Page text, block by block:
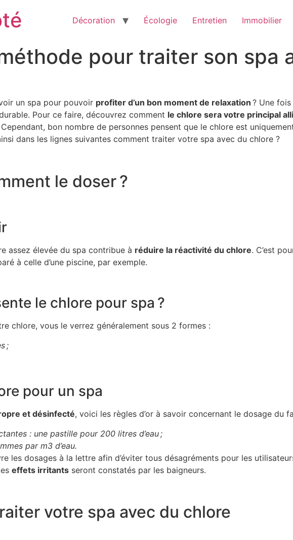
Décoration Écologie Entretien Immobilier
pour traiter son spa
un spa pour pouvoir profiter d’un bon moment de relaxation ? Une fois
Pour ce faire, découvrez comment le chlore sera votre principal
bon nombre de personnes pensent que le chlore est
dans les lignes suivantes comment traiter votre spa avec du chlore ?
le doser ?
assez élevée du spa contribue à réduire la réactivité du chlore. C’est
à celle d’une piscine, par exemple.
le chlore pour spa ?
chlore, vous le verrez généralement sous 2 formes :
;
pour un spa
et désinfecté, voici les règles d’or à savoir concernant le dosage du
: une pastille pour 200 litres d’eau ;
par m3 d’eau.
les dosages à la lettre afin d’éviter tous désagréments pour les
effets irritants seront constatés par les baigneurs.
votre spa avec du chlore